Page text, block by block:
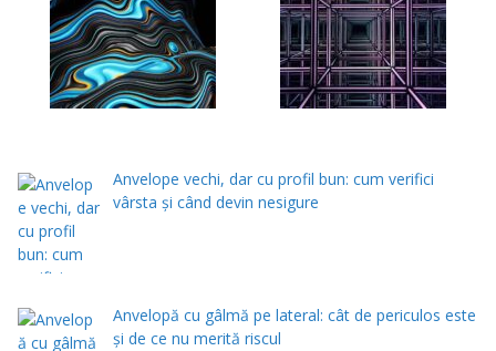
Anvelope vechi, dar cu profil bun: cum verifici
vârsta și când devin nesigure
Anvelopă cu gâlmă pe lateral: cât de periculos este
și de ce nu merită riscul